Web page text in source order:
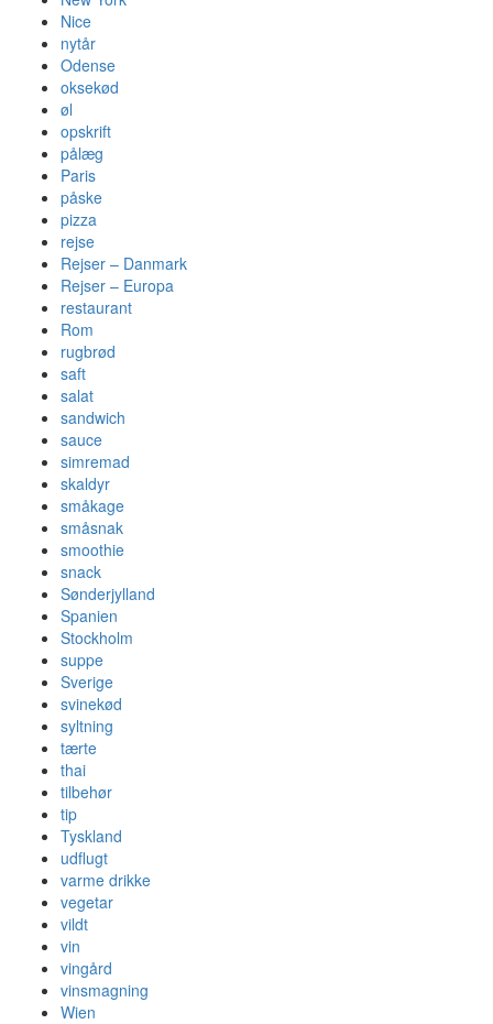
Nice
nytår
Odense
oksekød
øl
opskrift
pålæg
Paris
påske
pizza
rejse
Rejser – Danmark
Rejser – Europa
restaurant
Rom
rugbrød
saft
salat
sandwich
sauce
simremad
skaldyr
småkage
småsnak
smoothie
snack
Sønderjylland
Spanien
Stockholm
suppe
Sverige
svinekød
syltning
tærte
thai
tilbehør
tip
Tyskland
udflugt
varme drikke
vegetar
vildt
vin
vingård
vinsmagning
Wien